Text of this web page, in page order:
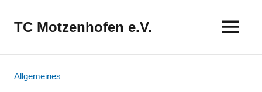
InhaltTC Motzenhofen e.V.
Allgemeines